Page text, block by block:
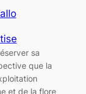
sa
que la
et de la flore